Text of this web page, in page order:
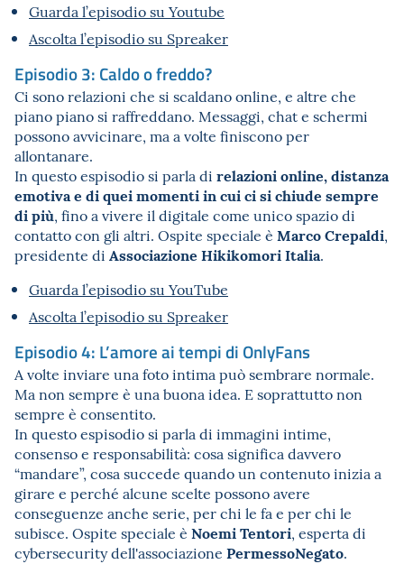
Guarda l’episodio su Youtube
Ascolta l’episodio su Spreaker
Episodio 3: Caldo o freddo?
Ci sono relazioni che si scaldano online, e altre che
piano piano si raffreddano. Messaggi, chat e schermi
possono avvicinare, ma a volte finiscono per
allontanare.
In questo espisodio si parla di relazioni online, distanza
emotiva e di quei momenti in cui ci si chiude sempre
di più, fino a vivere il digitale come unico spazio di
contatto con gli altri. Ospite speciale è Marco Crepaldi,
presidente di Associazione Hikikomori Italia.
Guarda l’episodio su YouTube
Ascolta l’episodio su Spreaker
Episodio 4: L’amore ai tempi di OnlyFans
A volte inviare una foto intima può sembrare normale.
Ma non sempre è una buona idea. E soprattutto non
sempre è consentito.
In questo espisodio si parla di immagini intime,
consenso e responsabilità: cosa significa davvero
“mandare”, cosa succede quando un contenuto inizia a
girare e perché alcune scelte possono avere
conseguenze anche serie, per chi le fa e per chi le
subisce. Ospite speciale è Noemi Tentori, esperta di
cybersecurity dell'associazione PermessoNegato.